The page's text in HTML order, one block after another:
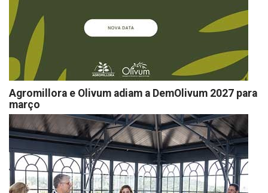
Agromillora e Olivum adiam a DemOlivum 2027 para
março